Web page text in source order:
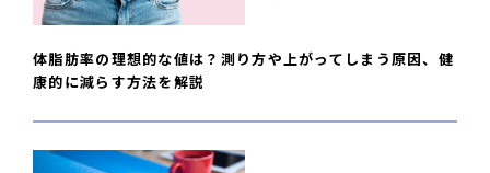
体脂肪率の理想的な値は？測り方や上がってしまう原因、健
康的に減らす方法を解説